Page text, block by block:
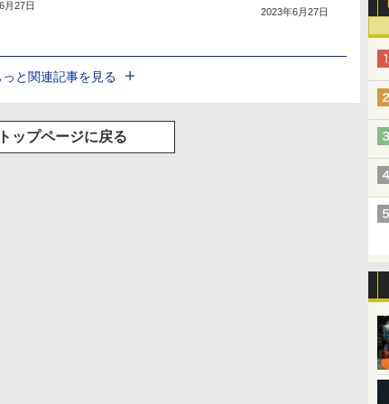
月27日
2023年6月27日
と関連記事を見る
ップページに戻る